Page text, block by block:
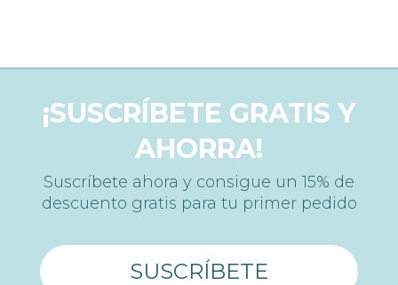
¡SUSCRÍBETE GRATIS Y
AHORRA!
Suscríbete ahora y consigue un 15% de
descuento gratis para tu primer pedido
SUSCRÍBETE